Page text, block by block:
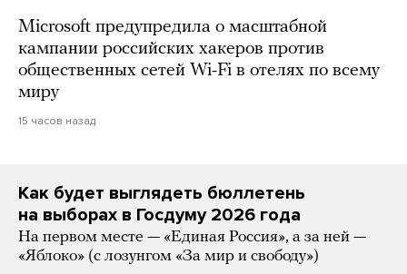
Microsoft предупредила о масштабной
кампании российских хакеров против
общественных сетей Wi-Fi в отелях по всему
миру
15 часов назад
Как будет выглядеть бюллетень
на выборах в Госдуму 2026 года
На первом месте — «Единая Россия», а за ней —
«Яблоко» (с лозунгом «За мир и свободу»)